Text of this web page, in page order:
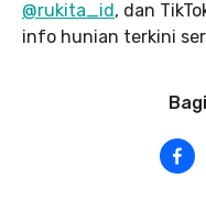
@rukita_id, dan
info hunian terkini